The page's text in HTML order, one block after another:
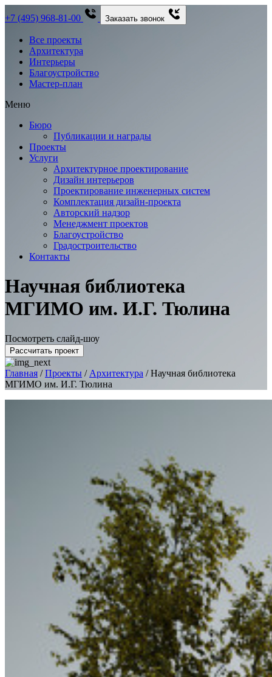
+7 (495) 968-81-00 Заказать звонок
Все проекты
Архитектура
Интерьеры
Благоустройство
Мастер-план
Меню
Бюро
Публикации и награды
Проекты
Услуги
Архитектурное проектирование
Дизайн интерьеров
Проектирование инженерных систем
Комплектация дизайн-проекта
Авторский надзор
Менеджмент проектов
Благоустройство
Градостроительство
Контакты
Научная библиотека
МГИМО им. И.Г. Тюлина
Посмотреть слайд-шоу
Рассчитать проект
Главная /Проекты / Архитектура /Научная библиотека
МГИМО им. И.Г. Тюлина